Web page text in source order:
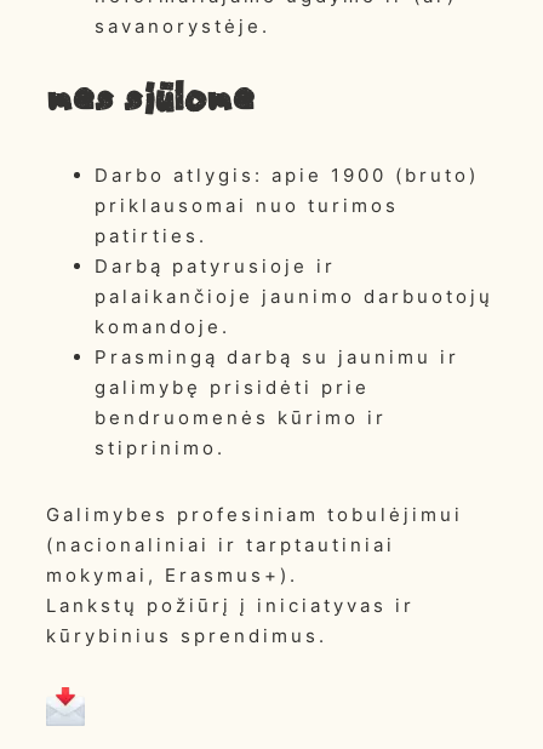
savanorystėje.
Mes siūlome
Darbo atlygis: apie 1900 (bruto)
priklausomai nuo turimos
patirties.
Darbą patyrusioje ir
palaikančioje jaunimo darbuotojų
komandoje.
Prasmingą darbą su jaunimu ir
galimybę prisidėti prie
bendruomenės kūrimo ir
stiprinimo.
Galimybes profesiniam tobulėjimui
(nacionaliniai ir tarptautiniai
mokymai, Erasmus+).
Lankstų požiūrį į iniciatyvas ir
kūrybinius sprendimus.